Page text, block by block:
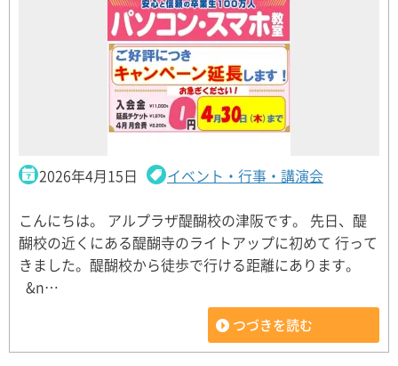
2026年4月15日 イベント・行事・講演会
こんにちは。 アルプラザ醍醐校の津阪です。 先日、醍
醐校の近くにある醍醐寺のライトアップに初めて 行って
きました。醍醐校から徒歩で行ける距離にあります。
&n…
つづきを読む